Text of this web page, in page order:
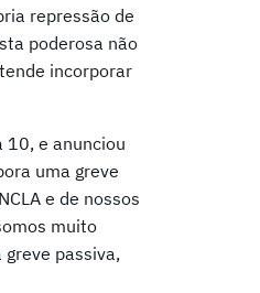
repressão de
poderosa não
incorporar
10, e anunciou
uma greve
e de nossos
muito
passiva,